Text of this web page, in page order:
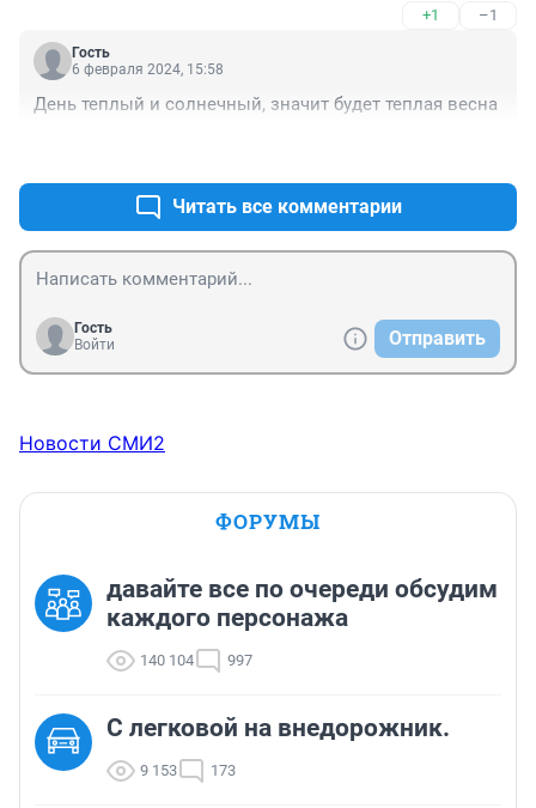
+1 –1
Гость
6 февраля 2024, 15:58
День теплый и солнечный, значит будет теплая весна
Читать все комментарии
Гость
Войти
Отправить
Новости СМИ2
ФОРУМЫ
давайте все по очереди обсудим
каждого персонажа
140 104 997
C легковой на внедорожник.
9 153 173